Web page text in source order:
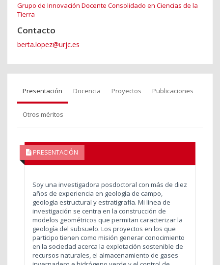
Grupo de Innovación Docente Consolidado en Ciencias de la
Tierra
Contacto
berta.lopez@urjc.es
Presentación Docencia Proyectos Publicaciones
Otros méritos
PRESENTACIÓN
Soy una investigadora posdoctoral con más de diez
años de experiencia en geología de campo,
geología estructural y estratigrafía. Mi línea de
investigación se centra en la construcción de
modelos geométricos que permitan caracterizar la
geología del subsuelo. Los proyectos en los que
participo tienen como misión generar conocimiento
en la sociedad acerca la explotación sostenible de
recursos naturales, el almacenamiento de gases